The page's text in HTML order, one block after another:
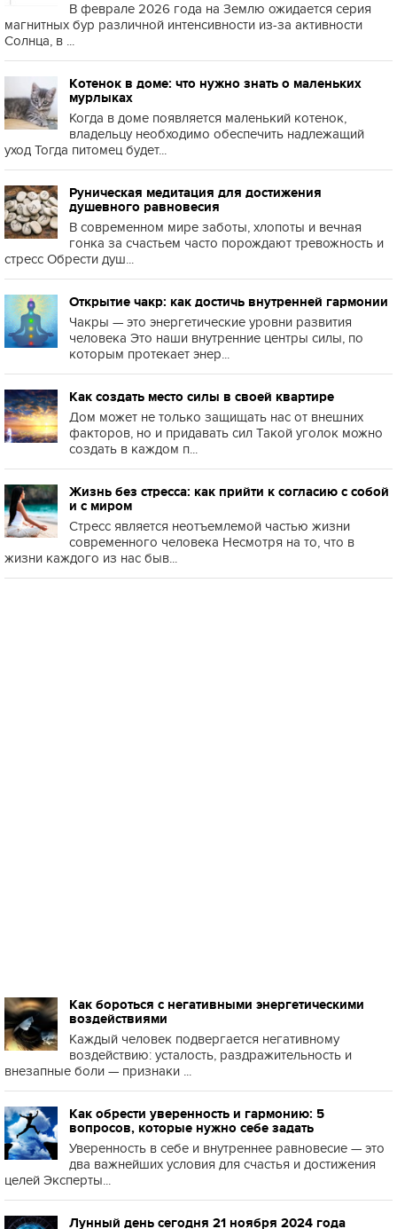
В феврале 2026 года на Землю ожидается серия
магнитных бур различной интенсивности из-за активности
Солнца, в ...
Котенок в доме: что нужно знать о маленьких
мурлыках
Когда в доме появляется маленький котенок,
владельцу необходимо обеспечить надлежащий
уход Тогда питомец будет...
Руническая медитация для достижения
душевного равновесия
В современном мире заботы, хлопоты и вечная
гонка за счастьем часто порождают тревожность и
стресс Обрести душ...
Открытие чакр: как достичь внутренней гармонии
Чакры — это энергетические уровни развития
человека Это наши внутренние центры силы, по
которым протекает энер...
Как создать место силы в своей квартире
Дом может не только защищать нас от внешних
факторов, но и придавать сил Такой уголок можно
создать в каждом п...
Жизнь без стресса: как прийти к согласию с собой
и с миром
Стресс является неотъемлемой частью жизни
современного человека Несмотря на то, что в
жизни каждого из нас быв...
Как бороться с негативными энергетическими
воздействиями
Каждый человек подвергается негативному
воздействию: усталость, раздражительность и
внезапные боли — признаки ...
Как обрести уверенность и гармонию: 5
вопросов, которые нужно себе задать
Уверенность в себе и внутреннее равновесие — это
два важнейших условия для счастья и достижения
целей Эксперты...
Лунный день сегодня 21 ноября 2024 года